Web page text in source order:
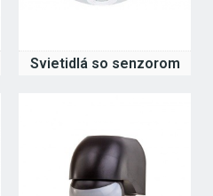
Svietidlá so senzorom